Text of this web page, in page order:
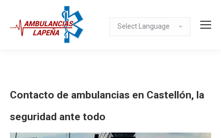
Contacto de ambulancias en Castellón, la
seguridad ante todo